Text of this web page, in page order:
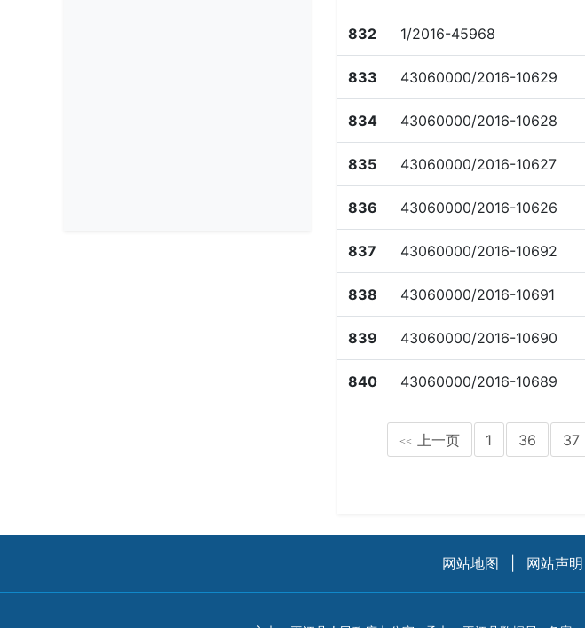
832 1/2016-45968
833 43060000/2016-10629
834 43060000/2016-10628
835 43060000/2016-10627
836 43060000/2016-10626
837 43060000/2016-10692
838 43060000/2016-10691
839 43060000/2016-10690
840 43060000/2016-10689
<< 上一页 1 36 37
网站地图 网站声明